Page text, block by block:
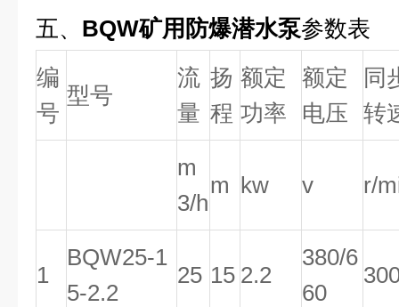
五、 BQW矿用防爆潜水泵参数表
编
号
型号
流
量
扬
程
额定
功率
额定
电压
同
转
m
3/h
m kw v r/
1
BQW25-1
5-2.2
25 15 2.2
380/6
60